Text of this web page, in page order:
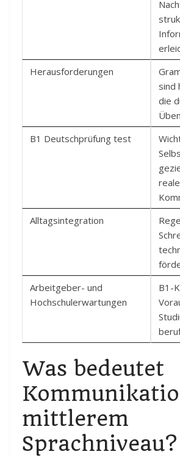
Herausforderungen
sind
die
B1 Deutschprüfung test
reale
Alltagsintegration
Arbeitgeber- und
Hochschulerwartungen
B1-
Was bedeutet
mittlerem
Sprachniveau?